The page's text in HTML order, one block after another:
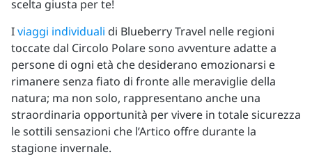
scelta giusta per te!
Iviaggi individuali di Blueberry Travel nelle regioni
toccate dal Circolo Polare sono avventure adatte a
persone di ogni età che desiderano emozionarsi e
rimanere senza fiato di fronte alle meraviglie della
natura; ma non solo, rappresentano anche una
straordinaria opportunità per vivere in totale sicurezza
le sottili sensazioni che l’Artico offre durante la
stagione invernale.